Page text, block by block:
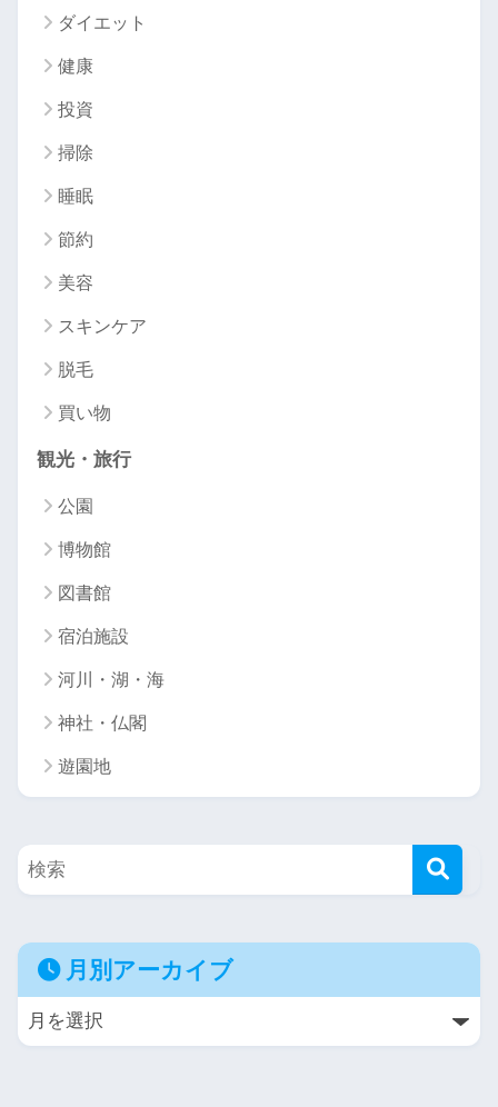
ダイエット
健康
投資
掃除
睡眠
節約
美容
スキンケア
脱毛
買い物
観光・旅行
公園
博物館
図書館
宿泊施設
河川・湖・海
神社・仏閣
遊園地
月別アーカイブ